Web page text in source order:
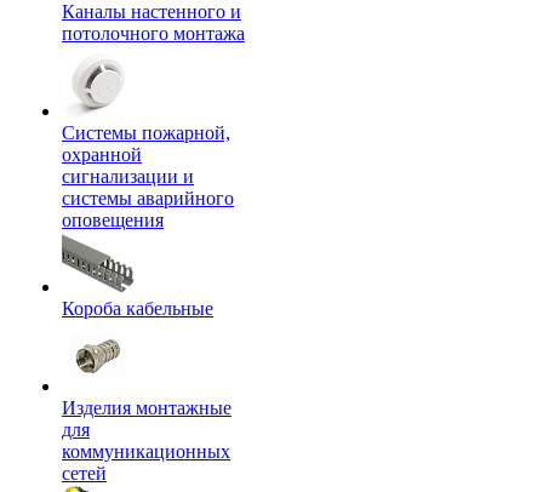
Каналы настенного и
потолочного монтажа
Системы пожарной,
охранной
сигнализации и
системы аварийного
оповещения
Короба кабельные
Изделия монтажные
для
коммуникационных
сетей